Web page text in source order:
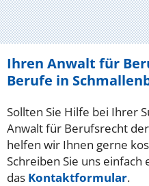
Ihren Anwalt für
Berufe in
Sollten Sie Hilfe bei Ihrer
Anwalt für Berufsrecht
helfen wir Ihnen gerne
Schreiben Sie uns
das Kontaktformular.